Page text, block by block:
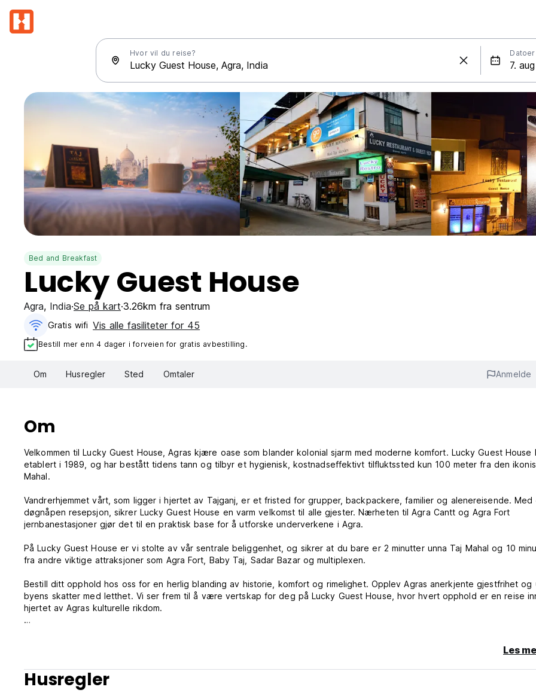
Hvor vil du reise? Datoer
Bed and Breakfast
Lucky Guest House
Agra, India Se på kart 3.26km fra sentrum
Gratis wifi‎ Vis alle fasiliteter for 45
Bestill mer enn 4 dager i forveien for gratis avbestilling.
Om Husregler Sted Omtaler Anmelde
Om
Velkommen til Lucky Guest House, Agras kjære oase som blander kolonial sjarm med moderne komfort. Lucky Guest House
etablert i 1989, og har bestått tidens tann og tilbyr et hygienisk, kostnadseffektivt tilfluktssted kun 100 meter fra den
Mahal.
Vandrerhjemmet vårt, som ligger i hjertet av Tajganj, er et fristed for grupper, backpackere, familier og alenereisende. Med
døgnåpen resepsjon, sikrer Lucky Guest House en varm velkomst til alle gjester. Nærheten til Agra Cantt og Agra Fort
jernbanestasjoner gjør det til en praktisk base for å utforske underverkene i Agra.
På Lucky Guest House er vi stolte av vår sentrale beliggenhet, og sikrer at du bare er 2 minutter unna Taj Mahal og 10
fra andre viktige attraksjoner som Agra Fort, Baby Taj, Sadar Bazar og multiplexen.
Bestill ditt opphold hos oss for en herlig blanding av historie, komfort og rimelighet. Opplev Agras anerkjente gjestfrihet og
byens skatter med letthet. Vi ser frem til å være vertskap for deg på Lucky Guest House, hvor hvert opphold er en reise
hjertet av Agras kulturelle rikdom.
For plasseringsdetaljer, klikk her: https://maps.app.goo.gl/8PaURYhrdyHGVviP6
Les
Husregler